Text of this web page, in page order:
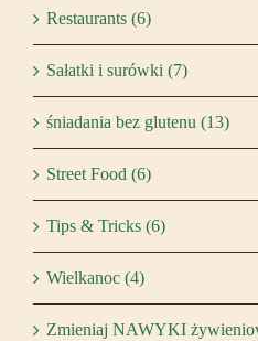
Restaurants (6)
Sałatki i surówki (7)
śniadania bez glutenu (13)
Street Food (6)
Tips & Tricks (6)
Wielkanoc (4)
Zmieniaj NAWYKI